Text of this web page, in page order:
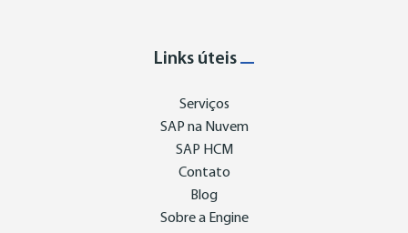
Links úteis
Serviços
SAP na Nuvem
SAP HCM
Contato
Blog
Sobre a Engine